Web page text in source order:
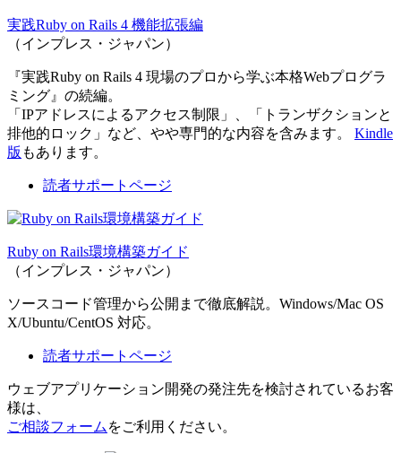
実践Ruby on Rails 4 機能拡張編
（インプレス・ジャパン）
『実践Ruby on Rails 4 現場のプロから学ぶ本格Webプログラ
ミング』の続編。
「IPアドレスによるアクセス制限」、「トランザクションと
排他的ロック」など、やや専門的な内容を含みます。 Kindle
版 もあります。
読者サポートページ
Ruby on Rails環境構築ガイド
（インプレス・ジャパン）
ソースコード管理から公開まで徹底解説。Windows/Mac OS
X/Ubuntu/CentOS 対応。
読者サポートページ
ウェブアプリケーション開発の発注先を検討されているお客
様は、
ご相談フォーム をご利用ください。